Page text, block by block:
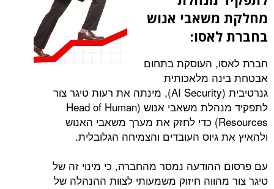
אנוש
העוסקת בתחום
מלאכותית
גנרטיבית (AI Security), מינתה את רעות טיגר צור
לתפקיד מנהלת משאבי אנוש (Head of Human
Resources) כדי לחזק את מערך משאבי האנוש
גיוס העובדים והצמיחה הגלובלית.
נמסר מהחברה, כי מינוי זה של
חיזוק משמעותי לצוות ההנהלה של